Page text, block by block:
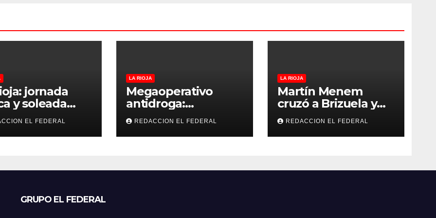
jornada
y soleada
con
para el
EL FEDERAL
LA RIOJA
Megaoperativo
antidroga:
secuestran 190 kilos
de marihuana que
tenían como
REDACCION EL FEDERAL
LA RIOJA
Martín Menem
cruzó a Brizuela y
Doria por los
incendios en
Guanchín: “Miente
REDACCION EL FEDERAL
GRUPO EL FEDERAL